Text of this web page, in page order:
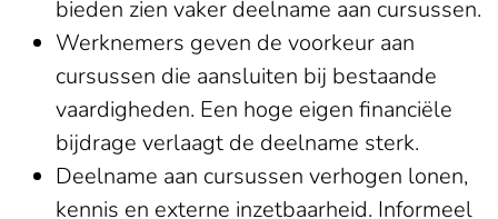
bieden zien vaker deelname aan cursussen.
Werknemers geven de voorkeur aan
cursussen die aansluiten bij bestaande
vaardigheden. Een hoge eigen financiële
bijdrage verlaagt de deelname sterk.
Deelname aan cursussen verhogen lonen,
kennis en externe inzetbaarheid. Informeel